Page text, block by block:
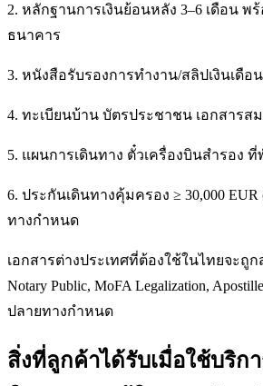
2. หลักฐานการเงินย้อนหลัง 3–6 เดือน พ
ธนาคาร
3. หนังสือรับรองการทำงาน/สลิปเงินเดือ
4. ทะเบียนบ้าน บัตรประชาชน เอกสารส
5. แผนการเดินทาง ตั๋วเครื่องบินสำรอง
6. ประกันเดินทางคุ้มครอง ≥ 30,000
ทางกำหนด
เอกสารต่างประเทศที่ต้องใช้ในไทยจะถู
Notary Public, MoFA Legalization,
ปลายทางกำหนด
สิ่งที่ลูกค้าได้รับเมื่อใช้บริก